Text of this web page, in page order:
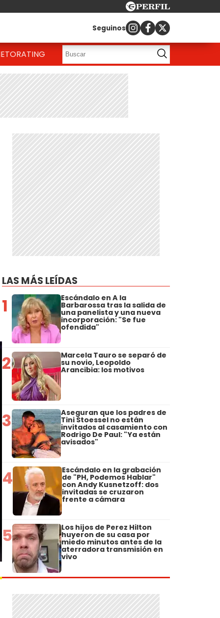
Seguinos
RATING
LAS MÁS LEÍDAS
1 Escándalo en A la
Barbarossa tras la salida de
una panelista y una nueva
incorporación: "Se fue
ofendida"
2 Marcela Tauro se separó de
su novio, Leopoldo
Arancibia: los motivos
3 Aseguran que los padres de
Tini Stoessel no están
invitados al casamiento con
Rodrigo De Paul: "Ya están
avisados"
4 Escándalo en la grabación
de "PH, Podemos Hablar"
con Andy Kusnetzoff: dos
invitadas se cruzaron
frente a cámara
5 Los hijos de Perez Hilton
huyeron de su casa por
miedo minutos antes de la
aterradora transmisión en
vivo